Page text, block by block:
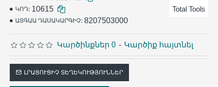
ԿՈԴ: 10615
ԱՏԳԱԱ ԴԱՍԱԿԱՐԳԻՉ: 8207503000
Total Tools
Կարծինքներ 0 - Կարծիք հայտնել
ԼՐԱՑՈՒՑԻՉ ՏԵՂԵԿՈՒԹՅՈՒՆՆԵՐ